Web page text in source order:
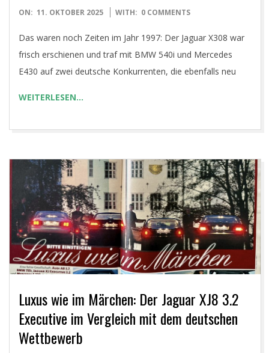
2025-
11
ON: 11. OKTOBER 2025 WITH: 0 COMMENTS
Das waren noch Zeiten im Jahr 1997: Der Jaguar X308 war
frisch erschienen und traf mit BMW 540i und Mercedes
E430 auf zwei deutsche Konkurrenten, die ebenfalls neu
WEITERLESEN…
Luxus wie im Märchen: Der Jaguar XJ8 3.2
Executive im Vergleich mit dem deutschen
Wettbewerb